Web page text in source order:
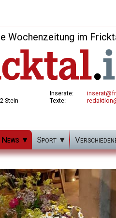
Wochenzeitung im
Stein
Inserate:
Texte:
News Sport